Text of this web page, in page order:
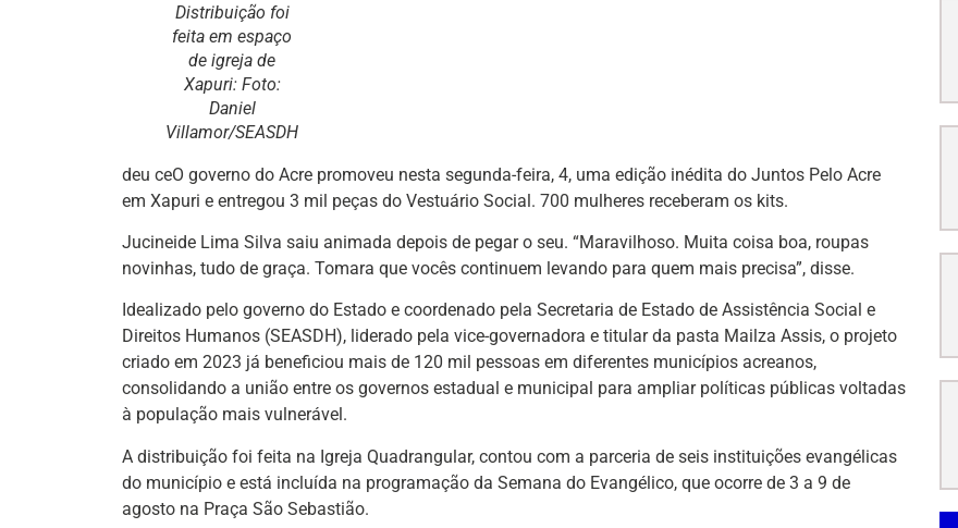
Distribuição foi
feita em espaço
de igreja de
Xapuri: Foto:
Daniel
Villamor/SEASDH
deu ceO governo do Acre promoveu nesta segunda-feira, 4, uma edição inédita do Juntos Pelo Acre
em Xapuri e entregou 3 mil peças do Vestuário Social. 700 mulheres receberam os kits.
Jucineide Lima Silva saiu animada depois de pegar o seu. “Maravilhoso. Muita coisa boa, roupas
novinhas, tudo de graça. Tomara que vocês continuem levando para quem mais precisa”, disse.
Idealizado pelo governo do Estado e coordenado pela Secretaria de Estado de Assistência Social e
Direitos Humanos (SEASDH), liderado pela vice-governadora e titular da pasta Mailza Assis, o projeto
criado em 2023 já beneficiou mais de 120 mil pessoas em diferentes municípios acreanos,
consolidando a união entre os governos estadual e municipal para ampliar políticas públicas voltadas
à população mais vulnerável.
A distribuição foi feita na Igreja Quadrangular, contou com a parceria de seis instituições evangélicas
do município e está incluída na programação da Semana do Evangélico, que ocorre de 3 a 9 de
agosto na Praça São Sebastião.